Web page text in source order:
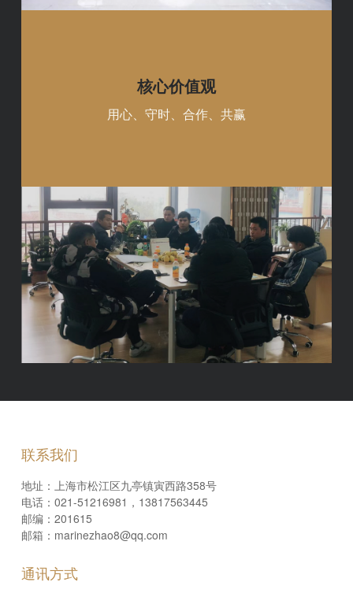
核心价值观
用心、守时、合作、共赢
联系我们
地址：上海市松江区九亭镇寅西路358号
电话：021-51216981，13817563445
邮编：201615
邮箱：marinezhao8@qq.com
通讯方式